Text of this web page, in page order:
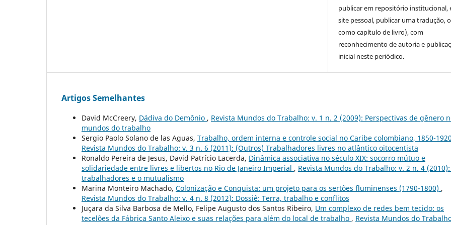
publicar em repositório institucional,
site pessoal, publicar uma tradução,
como capítulo de livro), com
reconhecimento de autoria e
inicial neste periódico.
Artigos Semelhantes
David McCreery, Dádiva do Demônio , Revista Mundos do Trabalho: v. 1 n. 2 (2009): Perspectivas de gênero
mundos do trabalho
Sergio Paolo Solano de las Aguas, Trabalho, ordem interna e controle social no Caribe colombiano, 1850-1920
Revista Mundos do Trabalho: v. 3 n. 6 (2011): (Outros) Trabalhadores livres no atlântico oitocentista
Ronaldo Pereira de Jesus, David Patrício Lacerda, Dinâmica associativa no século XIX: socorro mútuo e
solidariedade entre livres e libertos no Rio de Janeiro Imperial , Revista Mundos do Trabalho: v. 2 n. 4 (2010):
trabalhadores e o mutualismo
Marina Monteiro Machado, Colonização e Conquista: um projeto para os sertões fluminenses (1790-1800) ,
Revista Mundos do Trabalho: v. 4 n. 8 (2012): Dossiê: Terra, trabalho e conflitos
Juçara da Silva Barbosa de Mello, Felipe Augusto dos Santos Ribeiro, Um complexo de redes bem tecido: os
tecelões da Fábrica Santo Aleixo e suas relações para além do local de trabalho , Revista Mundos do